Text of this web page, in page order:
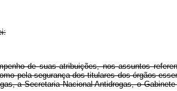
de suas atribuições, nos assuntos
pela segurança dos titulares dos órgãos
a Secretaria Nacional Antidrogas, o